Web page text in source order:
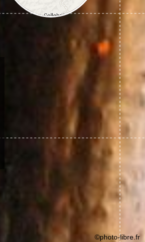
©photo-libre.fr